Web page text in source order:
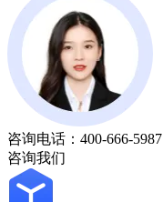
咨询电话： 400-666-5987
咨询我们